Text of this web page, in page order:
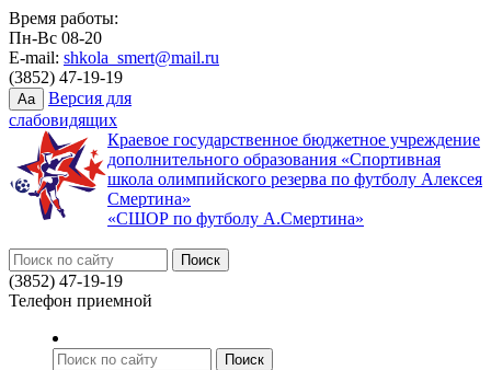
Время работы:
Пн-Вс 08-20
E-mail: shkola_smert@mail.ru
(3852) 47-19-19
Aa
Версия для
слабовидящих
Краевое государственное бюджетное учреждение
дополнительного образования «Спортивная
школа олимпийского резерва по футболу Алексея
Смертина»
«СШОР по футболу А.Смертина»
(3852) 47-19-19
Телефон приемной